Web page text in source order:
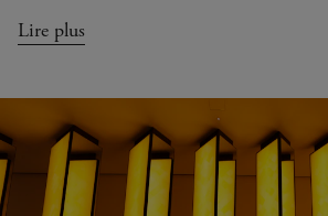
Lire plus